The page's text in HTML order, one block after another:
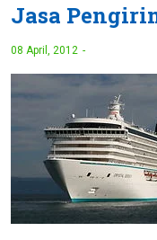
Jasa
08 April, 2012